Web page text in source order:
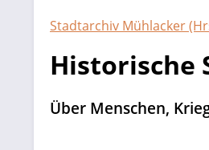
Stadtarchiv Mühlacker
Historische
Über Menschen,